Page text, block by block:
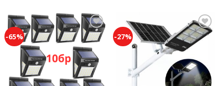
-65%
Add to
wishlist
-27%
wishlist